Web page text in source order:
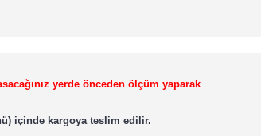
yerde önceden ölçüm yaparak
içinde kargoya teslim edilir.